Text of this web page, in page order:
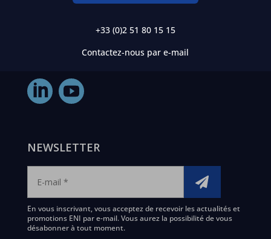
+33 (0)2 51 80 15 15
Contactez-nous par e-mail
NEWSLETTER
En vous inscrivant, vous acceptez de recevoir les actualités et
promotions ENI par e-mail. Vous aurez la possibilité de vous
désabonner à tout moment.